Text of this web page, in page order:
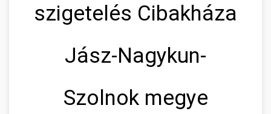
szigetelés Cibakháza
Jász-Nagykun-
Szolnok megye